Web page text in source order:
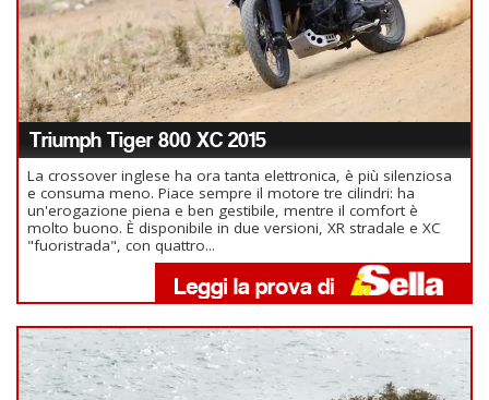
Triumph Tiger 800 XC 2015
La crossover inglese ha ora tanta elettronica, è più silenziosa
e consuma meno. Piace sempre il motore tre cilindri: ha
un'erogazione piena e ben gestibile, mentre il comfort è
molto buono. È disponibile in due versioni, XR stradale e XC
"fuoristrada", con quattro...